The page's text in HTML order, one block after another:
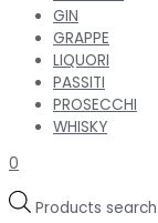
GIN
GRAPPE
LIQUORI
PASSITI
PROSECCHI
WHISKY
0
Products search